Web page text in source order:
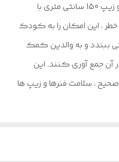
مناسب برای فرزند دلبندتان به همراه دارد و زیپ 150 سانتی متری با
، این امکان را به کودک
ببندد و به والدین کمک
آن جمع آوری کنند. این
، سلامت فنرها و زیپ ها